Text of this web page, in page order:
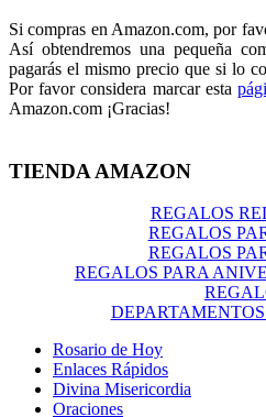
Si compras en Amazon.com, por
Así obtendremos una pequeña
pagarás el mismo precio que si lo
Por favor considera marcar esta
Amazon.com ¡Gracias!
TIENDA AMAZON
REGALOS
REGALOS
REGALOS
REGALOS PARA
Rosario de Hoy
Enlaces Rápidos
Divina Misericordia
Oraciones